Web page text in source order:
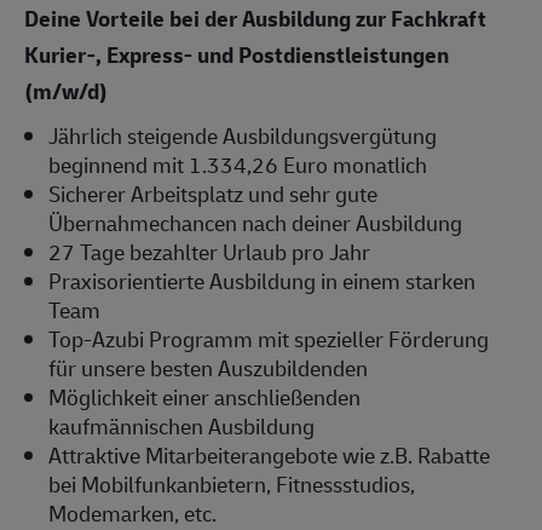
Deine Vorteile bei der Ausbildung zur Fachkraft
Kurier-, Express- und Postdienstleistungen
(m/w/d)
Jährlich steigende Ausbildungsvergütung
beginnend mit 1.334,26 Euro monatlich
Sicherer Arbeitsplatz und sehr gute
Übernahmechancen nach deiner Ausbildung
27 Tage bezahlter Urlaub pro Jahr
Praxisorientierte Ausbildung in einem starken
Team
Top-Azubi Programm mit spezieller Förderung
für unsere besten Auszubildenden
Möglichkeit einer anschließenden
kaufmännischen Ausbildung
Attraktive Mitarbeiterangebote wie z.B. Rabatte
bei Mobilfunkanbietern, Fitnessstudios,
Modemarken, etc.